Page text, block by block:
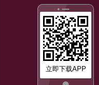
立即下载APP